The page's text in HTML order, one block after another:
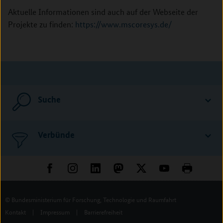
Aktuelle Informationen sind auch auf der Webseite der
Projekte zu finden: https://www.mscoresys.de/
Suche
Verbünde
© Bundesministerium für Forschung, Technologie und Raumfahrt
Kontakt
| Impressum | Barrierefreiheit